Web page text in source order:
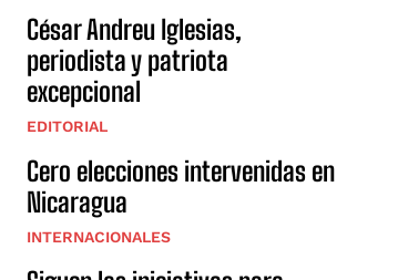
César Andreu Iglesias,
periodista y patriota
excepcional
EDITORIAL
Cero elecciones intervenidas en
Nicaragua
INTERNACIONALES